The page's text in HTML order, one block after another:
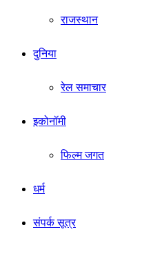
राजस्थान
दुनिया
रेल समाचार
इकोनॉमी
फिल्म जगत
धर्म
संपर्क सूत्र